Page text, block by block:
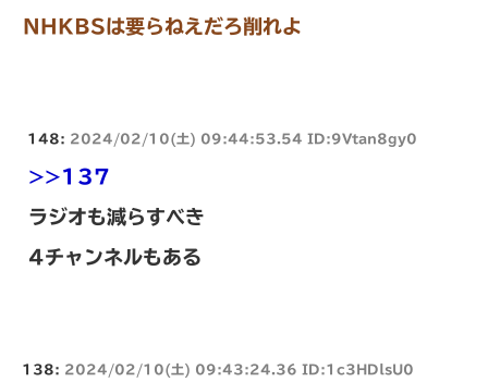
NHKBSは要らねえだろ削れよ
148: 2024/02/10(土) 09:44:53.54 ID:9Vtan8gy0
>>137
ラジオも減らすべき
4チャンネルもある
138: 2024/02/10(土) 09:43:24.36 ID:1c3HDlsU0